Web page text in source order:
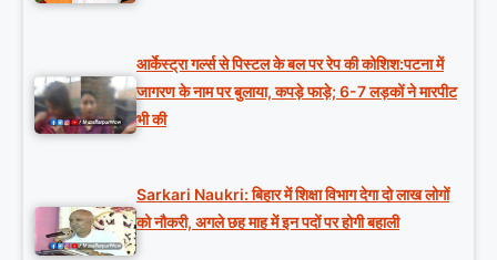
आर्केस्ट्रा गर्ल्स से पिस्टल के बल पर रेप की कोशिश:पटना में
जागरण के नाम पर बुलाया, कपड़े फाड़े; 6-7 लड़कों ने मारपीट
भी की
Sarkari Naukri: बिहार में शिक्षा विभाग देगा दो लाख लोगों
को नौकरी, अगले छह माह में इन पदों पर होगी बहाली